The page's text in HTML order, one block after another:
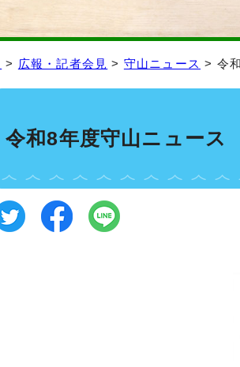
> 広報・記者会見 > 守山ニュース > 令
令和8年度守山ニュース